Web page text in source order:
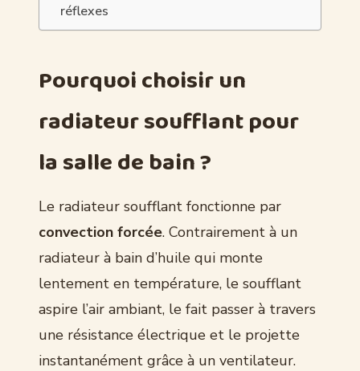
réflexes
Pourquoi choisir un
radiateur soufflant pour
la salle de bain ?
Le radiateur soufflant fonctionne par
convection forcée. Contrairement à un
radiateur à bain d’huile qui monte
lentement en température, le soufflant
aspire l’air ambiant, le fait passer à travers
une résistance électrique et le projette
instantanément grâce à un ventilateur.